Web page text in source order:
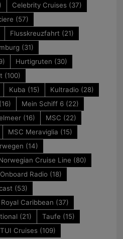
Celebrity Cruises (37)
(57)
Flusskreuzfahrt (21)
(31)
Hurtigruten (30)
(100)
Kuba (15) Kultradio(28)
Mein Schiff 6(22)
(16) MSC (22)
MSC Meraviglia (15)
(14)
Cruise Line (80)
Onboard Radio(18)
(53)
Royal Caribbean (37)
(21) Taufe (15)
TUI Cruises (109)